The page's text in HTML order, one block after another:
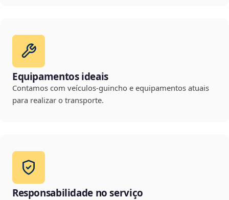
Equipamentos ideais
Contamos com veículos-guincho e equipamentos atuais
para realizar o transporte.
Responsabilidade no serviço